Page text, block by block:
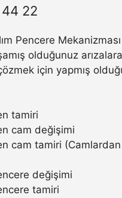
22
Pencere Mekanizması
olduğunuz
çözmek için yapmış
tamiri
cam değişimi
cam tamiri
değişimi
tamiri